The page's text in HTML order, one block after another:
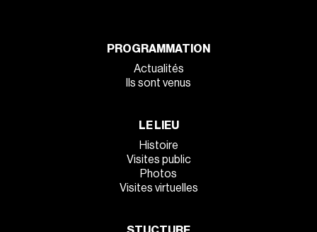
PROGRAMMATION
Actualités
Ils sont venus
LE LIEU
Histoire
Visites public
Photos
Visites virtuelles